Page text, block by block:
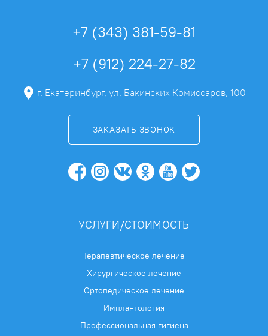
+7 (343) 381-59-81
+7 (912) 224-27-82
г. Екатеринбург, ул. Бакинских Комиссаров, 100
ЗАКАЗАТЬ ЗВОНОК
УСЛУГИ/СТОИМОСТЬ
Терапевтическое лечение
Хирургическое лечение
Ортопедическое лечение
Имплантология
Профессиональная гигиена